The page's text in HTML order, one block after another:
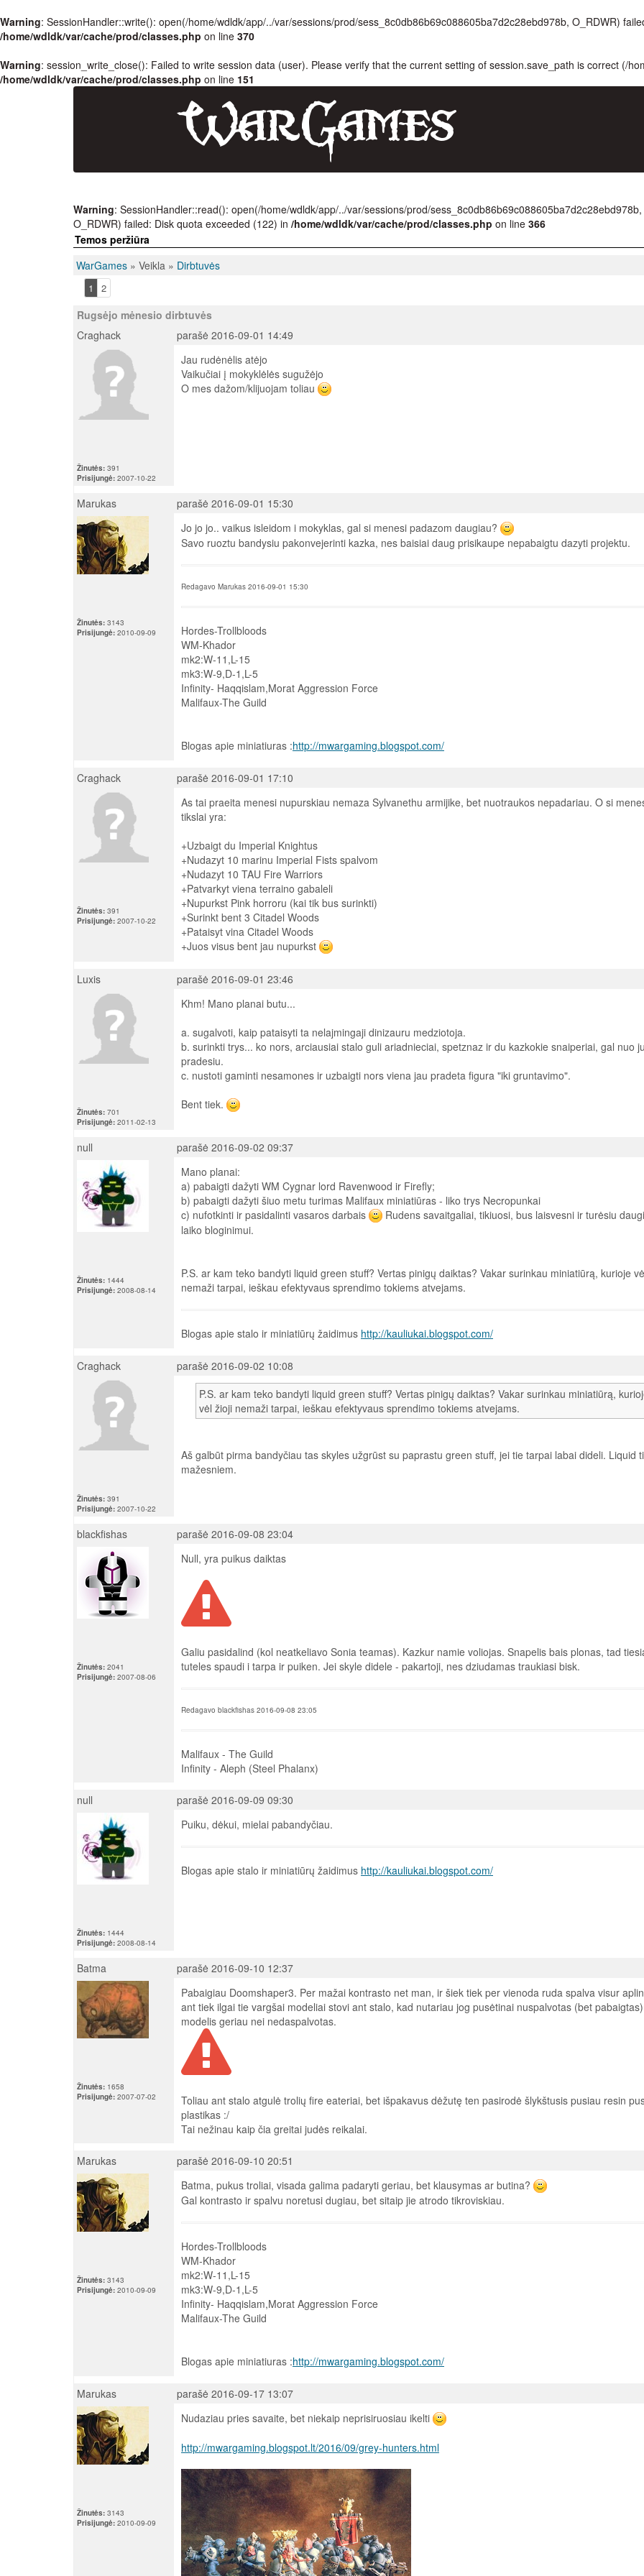
Warning: SessionHandler::write(): open(/home/wdldk/app/../var/sessions/prod/sess_8c0db86b69c088605ba7d2c28ebd978b, O_RDWR)
/home/wdldk/var/cache/prod/classes.php on line 370
Warning: session_write_close(): Failed to write session data (user). Please verify that the current setting of session.save_path is correct (/
/home/wdldk/var/cache/prod/classes.php on line 151
Warning: SessionHandler::read(): open(/home/wdldk/app/../var/sessions/prod/sess_8c0db86b69c088605ba7d2c28ebd978b,
O_RDWR) failed: Disk quota exceeded (122) in /home/wdldk/var/cache/prod/classes.php on line 366
Temos peržiūra
WarGames » Veikla » Dirbtuvės
1 2
Rugsėjo mėnesio dirbtuvės
Craghack
parašė 2016-09-01 14:49
Žinutės: 391
Prisijungė: 2007-10-22
Jau rudėnėlis atėjo
Vaikučiai į mokyklėlės sugužėjo
O mes dažom/klijuojam toliau
Marukas parašė 2016-09-01 15:30
Žinutės: 3143
Prisijungė: 2010-09-09
Jo jo jo.. vaikus isleidom i mokyklas, gal si menesi padazom daugiau?
Savo ruoztu bandysiu pakonvejerinti kazka, nes baisiai daug prisikaupe nepabaigtu dazyti projektu.
Redagavo Marukas 2016-09-01 15:30
Hordes-Trollbloods
WM-Khador
mk2:W-11,L-15
mk3:W-9,D-1,L-5
Infinity- Haqqislam,Morat Aggression Force
Malifaux-The Guild
Blogas apie miniatiuras :http://mwargaming.blogspot.com/
Craghack parašė 2016-09-01 17:10
Žinutės: 391
Prisijungė: 2007-10-22
As tai praeita menesi nupurskiau nemaza Sylvanethu armijike, bet nuotraukos nepadariau. O si
tikslai yra:
+Uzbaigt du Imperial Knightus
+Nudazyt 10 marinu Imperial Fists spalvom
+Nudazyt 10 TAU Fire Warriors
+Patvarkyt viena terraino gabaleli
+Nupurkst Pink horroru (kai tik bus surinkti)
+Surinkt bent 3 Citadel Woods
+Pataisyt vina Citadel Woods
+Juos visus bent jau nupurkst
Luxis parašė 2016-09-01 23:46
Žinutės: 701
Prisijungė: 2011-02-13
Khm! Mano planai butu...
a. sugalvoti, kaip pataisyti ta nelajmingaji dinizauru medziotoja.
b. surinkti trys... ko nors, arciausiai stalo guli ariadnieciai, spetznaz ir du kazkokie snaiperiai, gal nuo
pradesiu.
c. nustoti gaminti nesamones ir uzbaigti nors viena jau pradeta figura "iki gruntavimo".
Bent tiek.
null parašė 2016-09-02 09:37
Žinutės: 1444
Prisijungė: 2008-08-14
Mano planai:
a) pabaigti dažyti WM Cygnar lord Ravenwood ir Firefly;
b) pabaigti dažyti šiuo metu turimas Malifaux miniatiūras - liko trys Necropunkai
c) nufotkinti ir pasidalinti vasaros darbais
Rudens savaitgaliai, tikiuosi, bus laisvesni ir turėsiu
laiko bloginimui.
P.S. ar kam teko bandyti liquid green stuff? Vertas pinigų daiktas? Vakar surinkau miniatiūrą, kurioje
nemaži tarpai, ieškau efektyvaus sprendimo tokiems atvejams.
Blogas apie stalo ir miniatiūrų žaidimus http://kauliukai.blogspot.com/
Craghack parašė 2016-09-02 10:08
Žinutės: 391
Prisijungė: 2007-10-22
P.S. ar kam teko bandyti liquid green stuff? Vertas pinigų daiktas? Vakar surinkau miniatiūrą,
vėl žioji nemaži tarpai, ieškau efektyvaus sprendimo tokiems atvejams.
Aš galbūt pirma bandyčiau tas skyles užgrūst su paprastu green stuff, jei tie tarpai labai dideli. Liquid
mažesniem.
blackfishas parašė 2016-09-08 23:04
Žinutės: 2041
Prisijungė: 2007-08-06
Null, yra puikus daiktas
Galiu pasidalind (kol neatkeliavo Sonia teamas). Kazkur namie voliojas. Snapelis bais plonas, tad
tuteles spaudi i tarpa ir puiken. Jei skyle didele - pakartoji, nes dziudamas traukiasi bisk.
Redagavo blackfishas 2016-09-08 23:05
Malifaux - The Guild
Infinity - Aleph (Steel Phalanx)
null parašė 2016-09-09 09:30
Žinutės: 1444
Prisijungė: 2008-08-14
Puiku, dėkui, mielai pabandyčiau.
Blogas apie stalo ir miniatiūrų žaidimus http://kauliukai.blogspot.com/
Batma parašė 2016-09-10 12:37
Žinutės: 1658
Prisijungė: 2007-07-02
Pabaigiau Doomshaper3. Per mažai kontrasto net man, ir šiek tiek per vienoda ruda spalva visur
ant tiek ilgai tie vargšai modeliai stovi ant stalo, kad nutariau jog pusėtinai nuspalvotas (bet pabaigtas)
modelis geriau nei nedaspalvotas.
Toliau ant stalo atgulė trolių fire eateriai, bet išpakavus dėžutę ten pasirodė šlykštusis pusiau resin
plastikas :/
Tai nežinau kaip čia greitai judės reikalai.
Marukas parašė 2016-09-10 20:51
Žinutės: 3143
Prisijungė: 2010-09-09
Batma, pukus troliai, visada galima padaryti geriau, bet klausymas ar butina?
Gal kontrasto ir spalvu noretusi dugiau, bet sitaip jie atrodo tikroviskiau.
Hordes-Trollbloods
WM-Khador
mk2:W-11,L-15
mk3:W-9,D-1,L-5
Infinity- Haqqislam,Morat Aggression Force
Malifaux-The Guild
Blogas apie miniatiuras :http://mwargaming.blogspot.com/
Marukas parašė 2016-09-17 13:07
Žinutės: 3143
Prisijungė: 2010-09-09
Nudaziau pries savaite, bet niekaip neprisiruosiau ikelti
http://mwargaming.blogspot.lt/2016/09/grey-hunters.html